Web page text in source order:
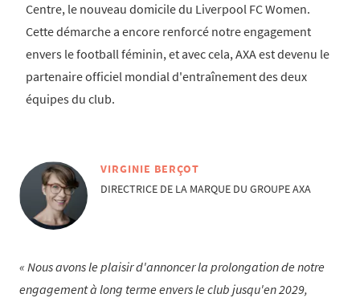
Centre, le nouveau domicile du Liverpool FC Women.
Cette démarche a encore renforcé notre engagement
envers le football féminin, et avec cela, AXA est devenu le
partenaire officiel mondial d'entraînement des deux
équipes du club.
VIRGINIE BERÇOT
DIRECTRICE DE LA MARQUE DU GROUPE AXA
Nous avons le plaisir d'annoncer la prolongation de notre
engagement à long terme envers le club jusqu'en 2029,